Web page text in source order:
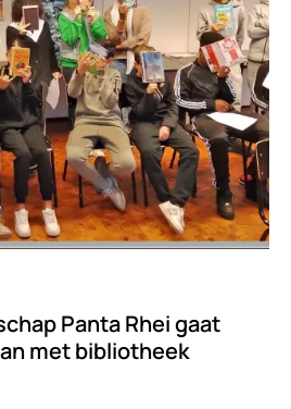
Panta Rhei gaat
met bibliotheek